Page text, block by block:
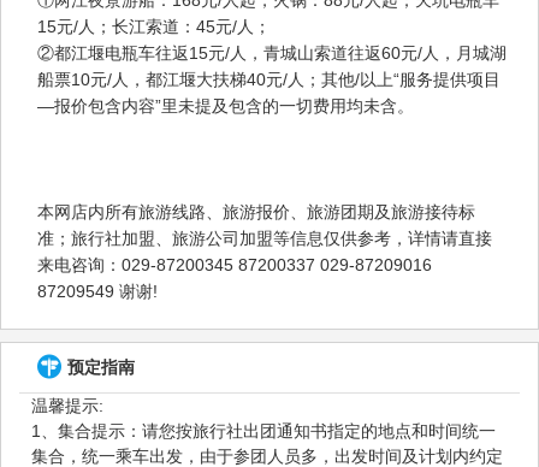
15元/人；长江索道：45元/人；
②都江堰电瓶车往返15元/人，青城山索道往返60元/人，月城湖
船票10元/人，都江堰大扶梯40元/人；其他/以上“服务提供项目
—报价包含内容”里未提及包含的一切费用均未含。
本网店内所有旅游线路、旅游报价、旅游团期及旅游接待标
准；旅行社加盟、旅游公司加盟等信息仅供参考，详情请直接
来电咨询：029-87200345 87200337 029-87209016
87209549 谢谢!
预定指南
温馨提示:
1、集合提示：请您按旅行社出团通知书指定的地点和时间统一
集合，统一乘车出发，由于参团人员多，出发时间及计划内约定